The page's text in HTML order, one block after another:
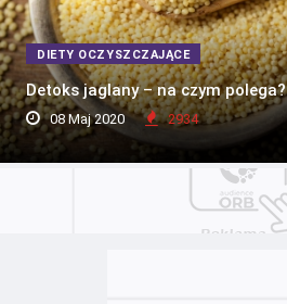
DIETY OCZYSZCZAJĄCE
Detoks jaglany – na czym polega?
08 Maj 2020 2934